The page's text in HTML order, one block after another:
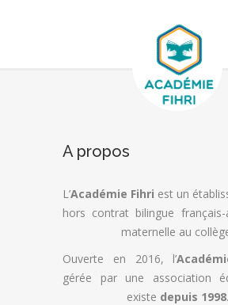
A propos
L’Académie Fihri est un
hors contrat bilingue
maternelle au
Ouverte en 2016, l’
gérée par une association
existe depuis 1998.